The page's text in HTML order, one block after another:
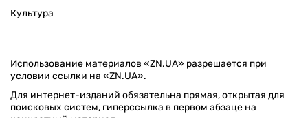
Культура
Использование материалов «ZN.UA» разрешается при
условии ссылки на «ZN.UA».
Для интернет-изданий обязательна прямая, открытая для
поисковых систем, гиперссылка в первом абзаце на